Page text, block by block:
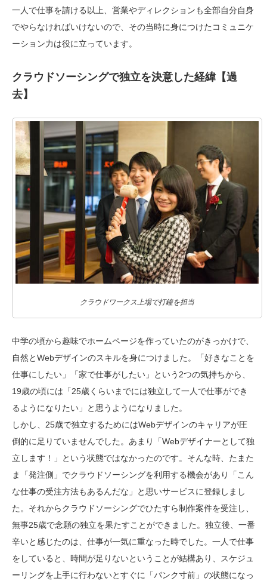
一人で仕事を請ける以上、営業やディレクションも全部自分自身
でやらなければいけないので、その当時に身につけたコミュニケ
ーション力は役に立っています。
クラウドソーシングで独立を決意した経緯【過
去】
クラウドワークス上場で打鐘を担当
中学の頃から趣味でホームページを作っていたのがきっかけで、
自然とWebデザインのスキルを身につけました。「好きなことを
仕事にしたい」「家で仕事がしたい」という2つの気持ちから、
19歳の頃には「25歳くらいまでには独立して一人で仕事ができ
るようになりたい」と思うようになりました。
しかし、25歳で独立するためにはWebデザインのキャリアが圧
倒的に足りていませんでした。あまり「Webデザイナーとして独
立します！」という状態ではなかったのです。そんな時、たまた
ま「発注側」でクラウドソーシングを利用する機会があり「こん
な仕事の受注方法もあるんだな」と思いサービスに登録しまし
た。それからクラウドソーシングでひたすら制作案件を受注し、
無事25歳で念願の独立を果たすことができました。独立後、一番
辛いと感じたのは、仕事が一気に重なった時でした。一人で仕事
をしていると、時間が足りないということが結構あり、スケジュ
ーリングを上手に行わないとすぐに「パンク寸前」の状態になっ